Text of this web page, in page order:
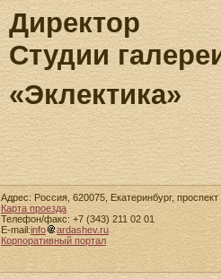
Директор
Студии
«Эклектика»
Адрес: Россия, 620075, Екатеринбург,
Карта проезда
Телефон/факс: +7 (343) 211 02 01
E-mail:info
ardashev.ru
Корпоративный портал